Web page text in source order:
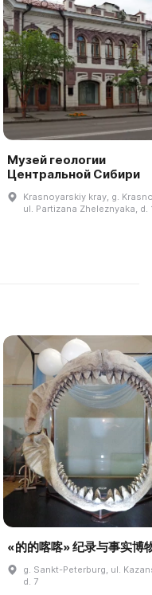
Музей геологии
Центральной Сибири
Krasnoyarskiy kray, g.
ul. Partizana Zheleznyaka, d.
«的的喀喀» 纪录与事实博
g. Sankt-Peterburg, ul.
d. 7